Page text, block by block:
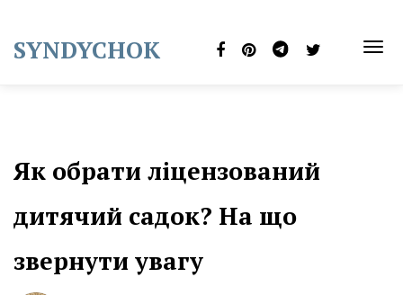
content
SYNDYCHOK
Як обрати ліцензований
дитячий садок? На що
звернути увагу